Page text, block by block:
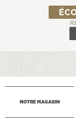
NOTRE MAGASIN